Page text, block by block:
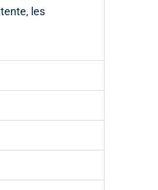
les